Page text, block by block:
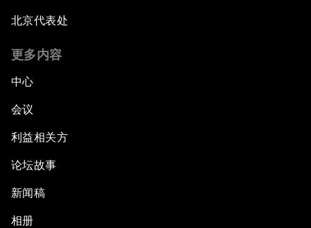
北京代表处
更多内容
中心
会议
利益相关方
论坛故事
新闻稿
相册